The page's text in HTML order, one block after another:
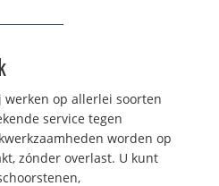
werken op allerlei soorten
service tegen
worden op
zónder overlast. U kunt